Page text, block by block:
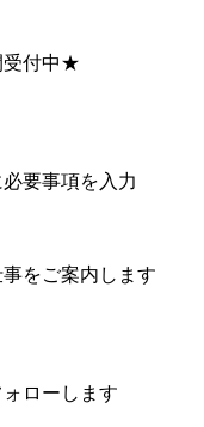
受付中★
要事項を入力
をご案内します
ローします